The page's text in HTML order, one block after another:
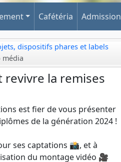
Cafétéria Admission
dispositifs phares et labels
média
revivre la remises
est fier de vous présenter
de la génération 2024 !
ses captations 📸, et à
du montage vidéo 🎥